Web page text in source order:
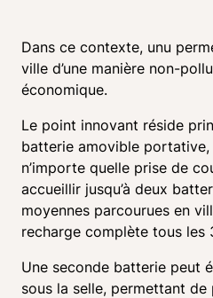
Dans ce contexte, unu
ville d’une manière non-
économique.
Le point innovant réside
batterie amovible portative,
n’importe quelle prise de
accueillir jusqu’à deux
moyennes parcourues en
recharge complète tous les
Une seconde batterie peut
sous la selle, permettant